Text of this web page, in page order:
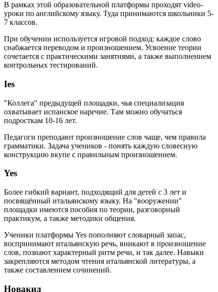
В рамках этой образовательной платформы проходят video-
уроки по английскому языку. Туда принимаются школьники 5-
7 классов.
При обучении используется игровой подход: каждое слово
снабжается переводом и произношением. Усвоение теории
сочетается с практическими занятиями, а также выполнением
контрольных тестирований.
Ies
"Коллега" предыдущей площадки, чья специализация
охватывает испанское наречие. Там можно обучаться
подросткам 10-16 лет.
Педагоги преподают произношение слов чаще, чем правила
грамматики. Задача учеников - понять каждую словесную
конструкцию вкупе с правильным произношением.
Yes
Более гибкий вариант, подходящий для детей с 3 лет и
посвящённый итальянскому языку. На "вооружении"
площадки имеются пособия по теории, разговорный
практикум, а также методики общения.
Ученики платформы Yes пополняют словарный запас,
воспринимают итальянскую речь, вникают в произношение
слов, познают характерный ритм речи, и так далее. Навыки
закрепляются методом чтения итальянской литературы, а
также составлением сочинений.
Новакид